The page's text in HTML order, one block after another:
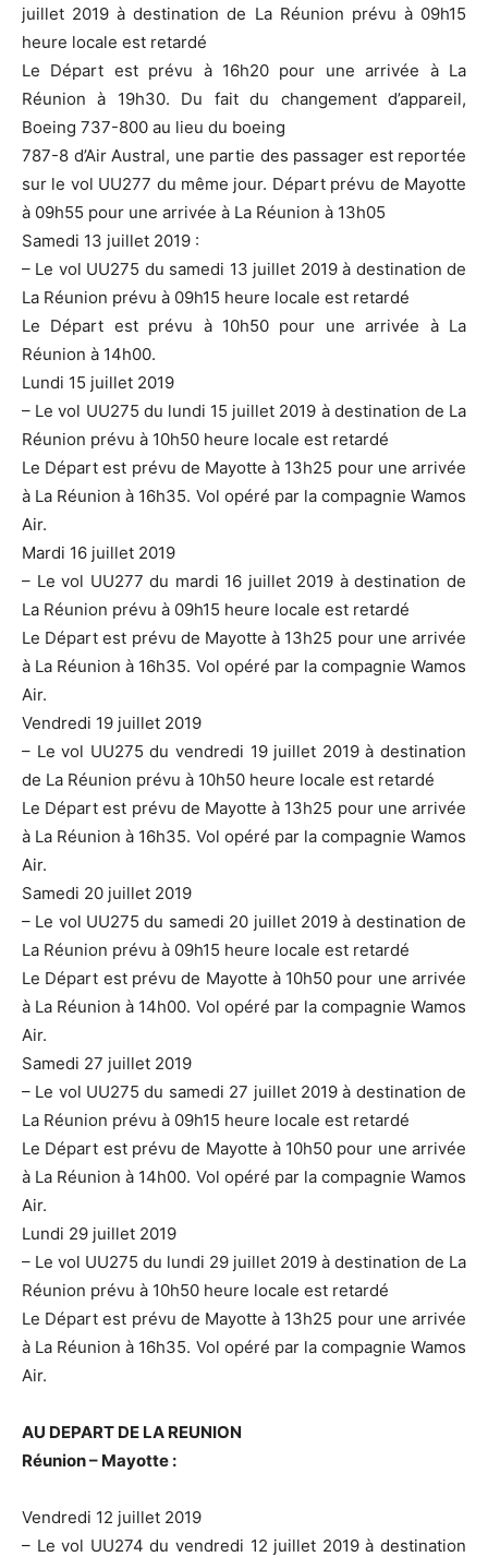
juillet 2019 à destination de La Réunion prévu à 09h15
heure locale est retardé
Le Départ est prévu à 16h20 pour une arrivée à La
Réunion à 19h30. Du fait du changement d’appareil,
Boeing 737-800 au lieu du boeing
787-8 d’Air Austral, une partie des passager est reportée
sur le vol UU277 du même jour. Départ prévu de Mayotte
à 09h55 pour une arrivée à La Réunion à 13h05
Samedi 13 juillet 2019 :
– Le vol UU275 du samedi 13 juillet 2019 à destination de
La Réunion prévu à 09h15 heure locale est retardé
Le Départ est prévu à 10h50 pour une arrivée à La
Réunion à 14h00.
Lundi 15 juillet 2019
– Le vol UU275 du lundi 15 juillet 2019 à destination de La
Réunion prévu à 10h50 heure locale est retardé
Le Départ est prévu de Mayotte à 13h25 pour une arrivée
à La Réunion à 16h35. Vol opéré par la compagnie Wamos
Air.
Mardi 16 juillet 2019
– Le vol UU277 du mardi 16 juillet 2019 à destination de
La Réunion prévu à 09h15 heure locale est retardé
Le Départ est prévu de Mayotte à 13h25 pour une arrivée
à La Réunion à 16h35. Vol opéré par la compagnie Wamos
Air.
Vendredi 19 juillet 2019
– Le vol UU275 du vendredi 19 juillet 2019 à destination
de La Réunion prévu à 10h50 heure locale est retardé
Le Départ est prévu de Mayotte à 13h25 pour une arrivée
à La Réunion à 16h35. Vol opéré par la compagnie Wamos
Air.
Samedi 20 juillet 2019
– Le vol UU275 du samedi 20 juillet 2019 à destination de
La Réunion prévu à 09h15 heure locale est retardé
Le Départ est prévu de Mayotte à 10h50 pour une arrivée
à La Réunion à 14h00. Vol opéré par la compagnie Wamos
Air.
Samedi 27 juillet 2019
– Le vol UU275 du samedi 27 juillet 2019 à destination de
La Réunion prévu à 09h15 heure locale est retardé
Le Départ est prévu de Mayotte à 10h50 pour une arrivée
à La Réunion à 14h00. Vol opéré par la compagnie Wamos
Air.
Lundi 29 juillet 2019
– Le vol UU275 du lundi 29 juillet 2019 à destination de La
Réunion prévu à 10h50 heure locale est retardé
Le Départ est prévu de Mayotte à 13h25 pour une arrivée
à La Réunion à 16h35. Vol opéré par la compagnie Wamos
Air.
AU DEPART DE LA REUNION
Réunion – Mayotte :
Vendredi 12 juillet 2019
– Le vol UU274 du vendredi 12 juillet 2019 à destination